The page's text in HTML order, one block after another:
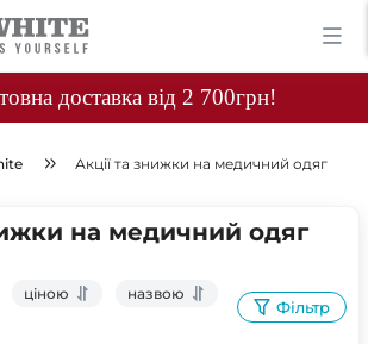
доставка від 2 700грн!
Акції та знижки на медичний одяг
на медичний одяг
ціною
назвою
Фільтр